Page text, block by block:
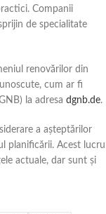
Companii
de specialitate
renovărilor din
cum ar fi
la adresa dgnb.de.
a așteptărilor
planificării. Acest lucru
actuale, dar sunt și